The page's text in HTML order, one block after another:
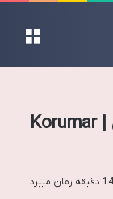
هتل کرومار افسوس کوش آداسی | Korumar